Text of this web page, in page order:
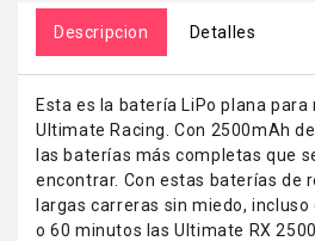
Descripcion Detalles
Esta es la batería LiPo plana para
Ultimate Racing. Con 2500mAh
las baterías más completas que
encontrar. Con estas baterías de
largas carreras sin miedo,
o 60 minutos las Ultimate RX